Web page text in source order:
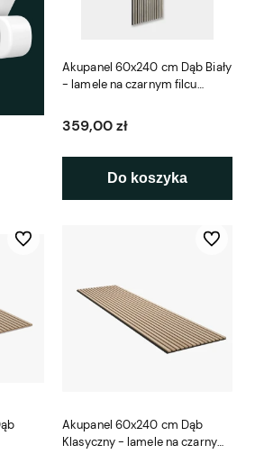
Akupanel 60x240 cm Dąb Biały
- lamele na czarnym filcu
359,00 zł
Do koszyka
Do ulubionych
Akupanel 60x240 cm Dąb
Klasyczny - lamele na czarnym
Do